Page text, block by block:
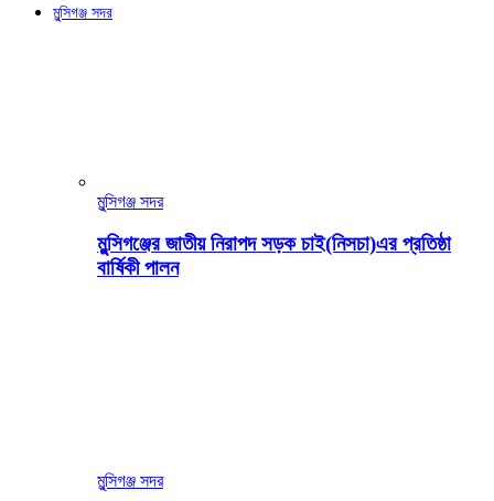
মুন্সিগঞ্জ সদর
মুন্সিগঞ্জ সদর
মুন্সিগঞ্জের জাতীয় নিরাপদ সড়ক চাই(নিসচা)এর প্রতিষ্ঠা
বার্ষিকী পালন
মুন্সিগঞ্জ সদর